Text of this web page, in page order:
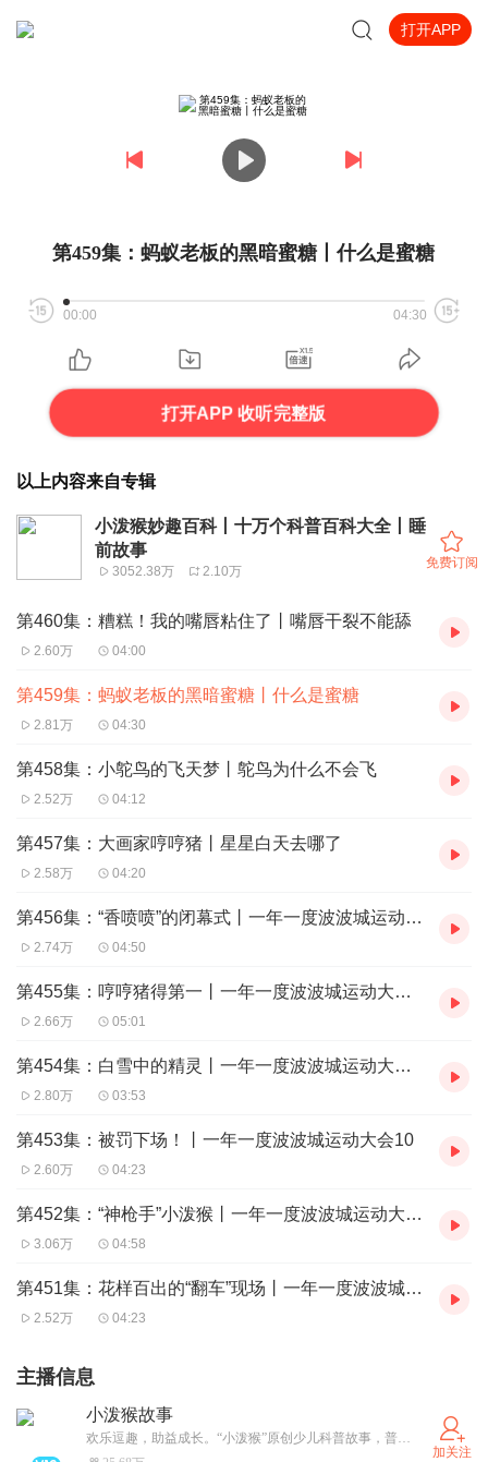
打开APP
第459集：蚂蚁老板的黑暗蜜糖丨什么是蜜糖
00:00 04:30
打开APP 收听完整版
以上内容来自专辑
小泼猴妙趣百科丨十万个科普百科大全丨睡
前故事
3052.38万 2.10万
免费订阅
第460集：糟糕！我的嘴唇粘住了丨嘴唇干裂不能舔
2.60万 04:00
第459集：蚂蚁老板的黑暗蜜糖丨什么是蜜糖
2.81万 04:30
第458集：小鸵鸟的飞天梦丨鸵鸟为什么不会飞
2.52万 04:12
第457集：大画家哼哼猪丨星星白天去哪了
2.58万 04:20
第456集：“香喷喷”的闭幕式丨一年一度波波城运动大会13
2.74万 04:50
第455集：哼哼猪得第一丨一年一度波波城运动大会12
2.66万 05:01
第454集：白雪中的精灵丨一年一度波波城运动大会11
2.80万 03:53
第453集：被罚下场！丨一年一度波波城运动大会10
2.60万 04:23
第452集：“神枪手”小泼猴丨一年一度波波城运动大会09
3.06万 04:58
第451集：花样百出的“翻车”现场丨一年一度波波城运动大会08
2.52万 04:23
主播信息
小泼猴故事
欢乐逗趣，助益成长。“小泼猴”原创少儿科普故事，普信文化旗下 Prosee Studio 工作室出品。正版少儿动画mcn
加关注